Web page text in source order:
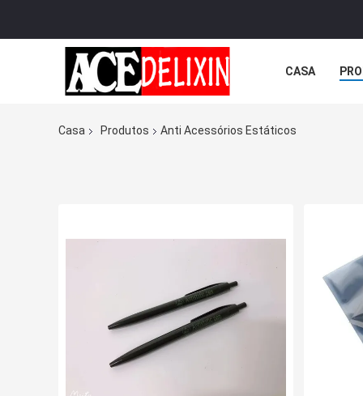
CASA
Casa Produtos Anti Acessórios Estáticos